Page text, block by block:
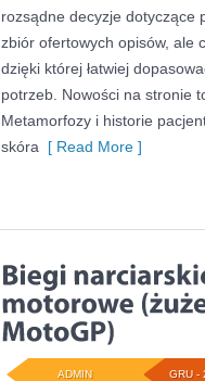
rozsądne decyzje dotyczące
zbiór ofertowych opisów, ale
dzięki której łatwiej
potrzeb. Nowości na stronie
Metamorfozy i historie
skóra [ Read More ]
GRU -
ADMIN